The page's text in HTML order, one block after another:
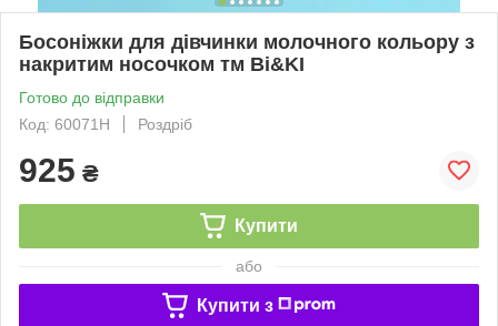
Босоніжки для дівчинки молочного кольору з
накритим носочком тм Bi&KI
Готово до відправки
Код: 60071H
Роздріб
925 ₴
Купити
або
Купити з